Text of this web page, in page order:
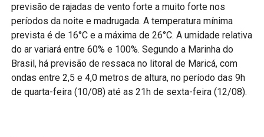
previsão de rajadas de vento forte a muito forte nos
períodos da noite e madrugada. A temperatura mínima
prevista é de 16°C e a máxima de 26°C. A umidade relativa
do ar variará entre 60% e 100%. Segundo a Marinha do
Brasil, há previsão de ressaca no litoral de Maricá, com
ondas entre 2,5 e 4,0 metros de altura, no período das 9h
de quarta-feira (10/08) até as 21h de sexta-feira (12/08).